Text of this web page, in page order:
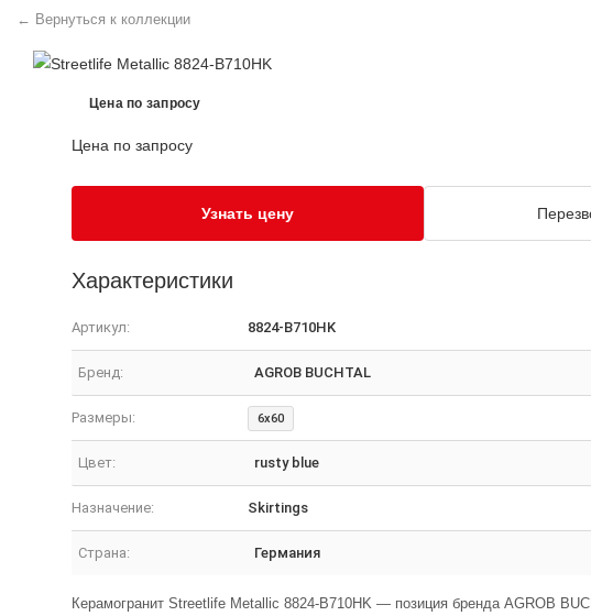
← Вернуться к коллекции
Цена по запросу
Цена по запросу
Узнать цену
Характеристики
Артикул: 8824-B710HK
Бренд: AGROB BUCHTAL
Размеры: 6x60
Цвет: rusty blue
Назначение: Skirtings
Страна: Германия
Керамогранит Streetlife Metallic 8824-B710HK — позиция бренда AGROB